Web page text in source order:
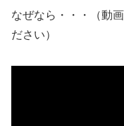
なぜなら・・・（動
ださい）